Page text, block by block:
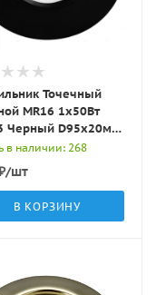
Точечный
MR16 1х50Вт
LBT
в наличии: 268
/шт
В КОРЗИНУ